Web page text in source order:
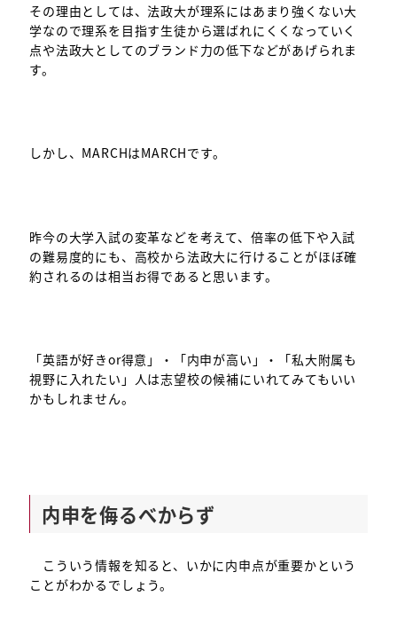
その理由としては、法政大が理系にはあまり強くない大
学なので理系を目指す生徒から選ばれにくくなっていく
点や法政大としてのブランド力の低下などがあげられま
す。
しかし、MARCHはMARCHです。
昨今の大学入試の変革などを考えて、倍率の低下や入試
の難易度的にも、高校から法政大に行けることがほぼ確
約されるのは相当お得であると思います。
「英語が好きor得意」・「内申が高い」・「私大附属も
視野に入れたい」人は志望校の候補にいれてみてもいい
かもしれません。
内申を侮るべからず
こういう情報を知ると、いかに内申点が重要かという
ことがわかるでしょう。